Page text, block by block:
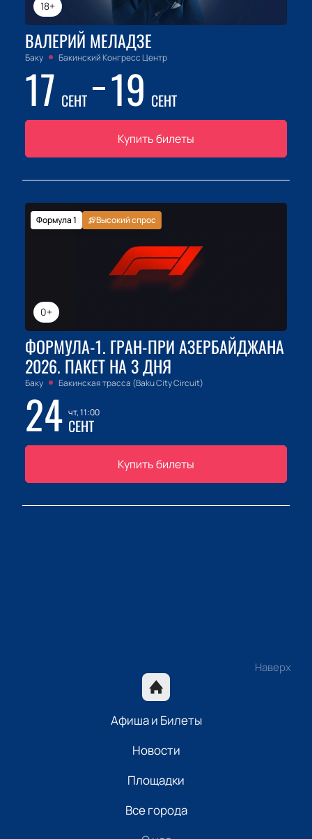
18+
ВАЛЕРИЙ МЕЛАДЗЕ
Баку Бакинский Конгресс Центр
17 СЕНТ 19 СЕНТ
Купить билеты
0+
Формула 1 Высокий спрос
ФОРМУЛА-1. ГРАН-ПРИ АЗЕРБАЙДЖАНА
2026. ПАКЕТ НА 3 ДНЯ
Баку Бакинская трасса (Baku City Circuit)
24 чт, 11:00
СЕНТ
Купить билеты
Наверх
Афиша и Билеты
Новости
Площадки
Все города